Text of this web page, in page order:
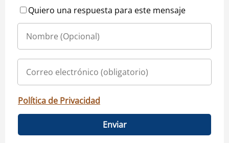
Quiero una respuesta para este mensaje
Política de Privacidad
Enviar